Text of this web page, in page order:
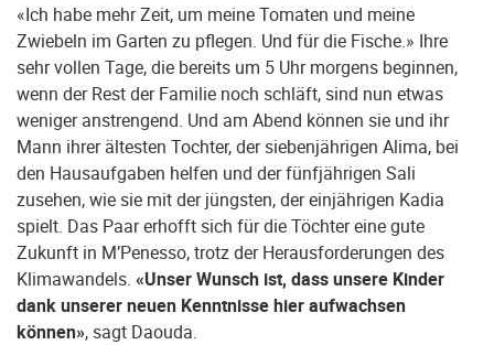
«Ich habe mehr Zeit, um meine Tomaten und meine
Zwiebeln im Garten zu pflegen. Und für die Fische.» Ihre
sehr vollen Tage, die bereits um 5 Uhr morgens beginnen,
wenn der Rest der Familie noch schläft, sind nun etwas
weniger anstrengend. Und am Abend können sie und ihr
Mann ihrer ältesten Tochter, der siebenjährigen Alima, bei
den Hausaufgaben helfen und der fünfjährigen Sali
zusehen, wie sie mit der jüngsten, der einjährigen Kadia
spielt. Das Paar erhofft sich für die Töchter eine gute
Zukunft in M’Penesso, trotz der Herausforderungen des
Klimawandels. «Unser Wunsch ist, dass unsere Kinder
dank unserer neuen Kenntnisse hier aufwachsen
können», sagt Daouda.